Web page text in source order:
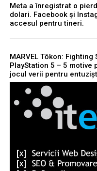
Meta a înregistrat o
dolari. Facebook și
accesul pentru tineri.
MARVEL Tōkon:
PlayStation 5 – 5 motive
jocul verii pentru